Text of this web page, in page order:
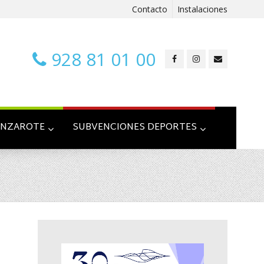
Contacto Instalaciones
928 81 01 00
SUBVENCIONES DEPORTES